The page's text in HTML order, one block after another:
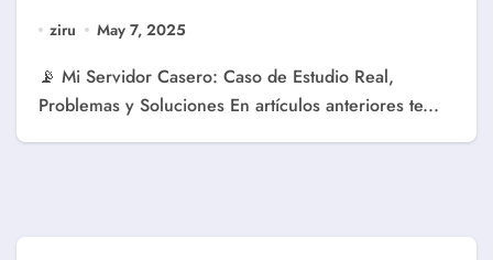
ziru May 7, 2025
📡 Mi Servidor Casero: Caso de Estudio Real,
Problemas y Soluciones En artículos anteriores te...